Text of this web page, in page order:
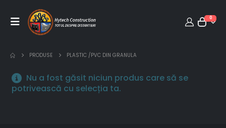
0
PRODUSE PLASTIC /PVC DIN GRANULA
Nu a fost găsit niciun produs care să se
potrivească cu selecția ta.